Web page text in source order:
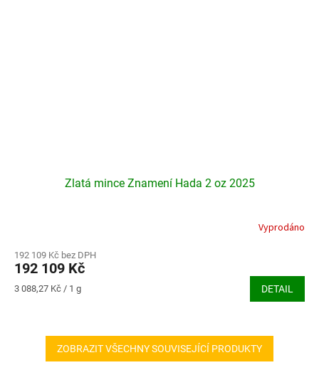
Zlatá mince Znamení Hada 2 oz 2025
Vyprodáno
192 109 Kč bez DPH
192 109 Kč
Měrná
3 088,27 Kč / 1 g DETAIL
ZOBRAZIT VŠECHNY SOUVISEJÍCÍ PRODUKTY